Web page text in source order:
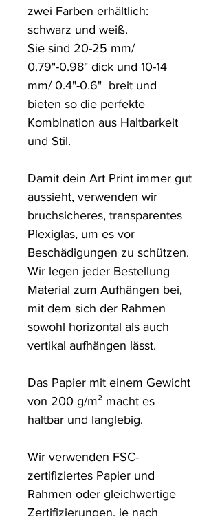
zwei Farben erhältlich:
schwarz und weiß.
Sie sind 20-25 mm/
0.79"-0.98" dick und 10-14
mm/ 0.4"-0.6"  breit und
bieten so die perfekte
Kombination aus Haltbarkeit
und Stil.
Damit dein Art Print immer gut
aussieht, verwenden wir
bruchsicheres, transparentes
Plexiglas, um es vor
Beschädigungen zu schützen.
Wir legen jeder Bestellung
Material zum Aufhängen bei,
mit dem sich der Rahmen
sowohl horizontal als auch
vertikal aufhängen lässt.
Das Papier mit einem Gewicht
von 200 g/m² macht es
haltbar und langlebig.
Wir verwenden FSC-
zertifiziertes Papier und
Rahmen oder gleichwertige
Zertifizierungen, je nach